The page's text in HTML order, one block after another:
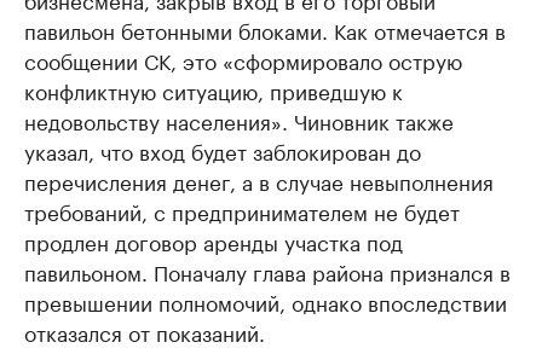
павильон бетонными блоками. Как отмечается в
сообщении СК, это «сформировало острую
конфликтную ситуацию, приведшую к
недовольству населения». Чиновник также
указал, что вход будет заблокирован до
перечисления денег, а в случае невыполнения
требований, с предпринимателем не будет
продлен договор аренды участка под
павильоном. Поначалу глава района признался в
превышении полномочий, однако впоследствии
отказался от показаний.